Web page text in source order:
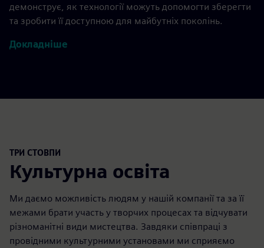
демонструє, як технології можуть допомогти зберегти
та зробити її доступною для майбутніх поколінь.
Докладніше
ТРИ СТОВПИ
Культурна освіта
Ми даємо можливість людям у нашій компанії та за її
межами брати участь у творчих процесах та відчувати
різноманітні види мистецтва. Завдяки співпраці з
провідними культурними установами ми сприяємо